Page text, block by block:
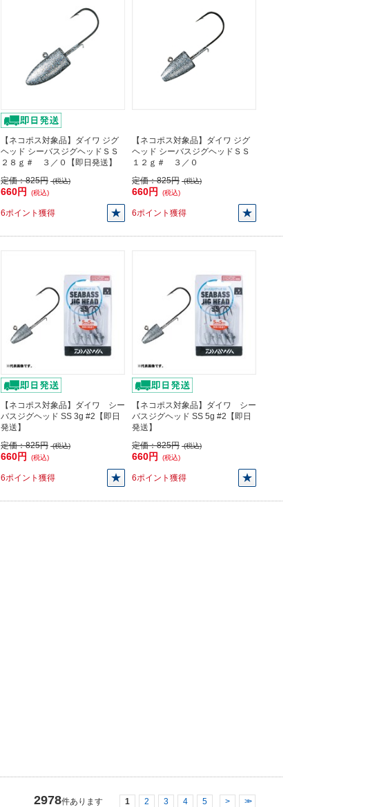
【ネコポス対象品】ダイワ ジグ
ヘッド シーバスジグヘッドＳＳ
２８ｇ＃ ３／０【即日発送】
定価：825円 (税込)
660円 (税込)
6ポイント獲得
【ネコポス対象品】ダイワ ジグ
ヘッド シーバスジグヘッドＳＳ
１２ｇ＃ ３／０
定価：825円 (税込)
660円 (税込)
6ポイント獲得
【ネコポス対象品】ダイワ シー
バスジグヘッド SS 3g #2【即日
発送】
定価：825円 (税込)
660円 (税込)
6ポイント獲得
【ネコポス対象品】ダイワ シー
バスジグヘッド SS 5g #2【即日
発送】
定価：825円 (税込)
660円 (税込)
6ポイント獲得
2978件あります 1 2 3 4 5 > >>